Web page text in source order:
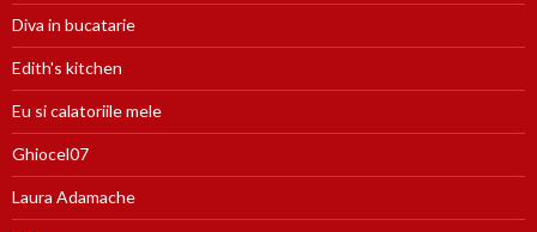
Diva in bucatarie
Edith's kitchen
Eu si calatoriile mele
Ghiocel07
Laura Adamache